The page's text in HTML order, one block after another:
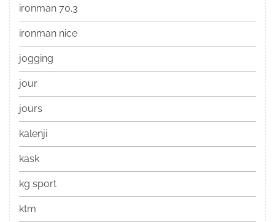
ironman 70.3
ironman nice
jogging
jour
jours
kalenji
kask
kg sport
ktm